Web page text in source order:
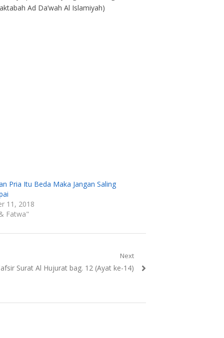
Ad Da’wah Al Islamiyah)
Pria Itu Beda Maka Jangan Saling
11, 2018
Fatwa"
Next
Surat Al Hujurat bag. 12 (Ayat ke-14)